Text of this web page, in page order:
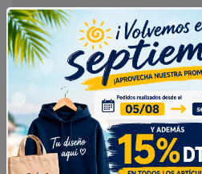
¿Tienes alguna
Gorra Personalizada Visera